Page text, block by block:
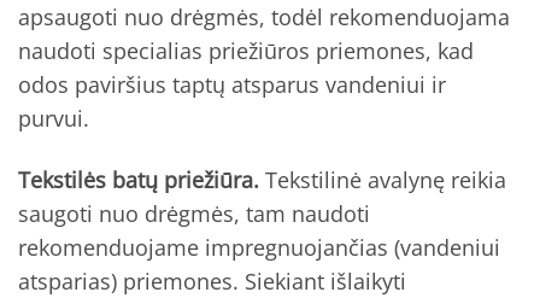
apsaugoti nuo drėgmės, todėl rekomenduojama
naudoti specialias priežiūros priemones, kad
odos paviršius taptų atsparus vandeniui ir
purvui.
Tekstilės batų priežiūra. Tekstilinė avalynę reikia
saugoti nuo drėgmės, tam naudoti
rekomenduojame impregnuojančias (vandeniui
atsparias) priemones. Siekiant išlaikyti